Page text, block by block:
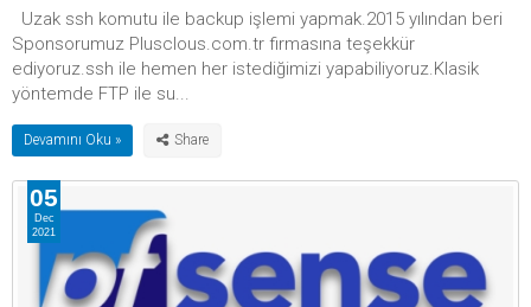
Uzak ssh komutu ile backup işlemi yapmak.2015 yılından beri
Sponsorumuz Plusclous.com.tr firmasına teşekkür
ediyoruz.ssh ile hemen her istediğimizi yapabiliyoruz.Klasik
yöntemde FTP ile su...
Devamını Oku »
05
Dec
2021